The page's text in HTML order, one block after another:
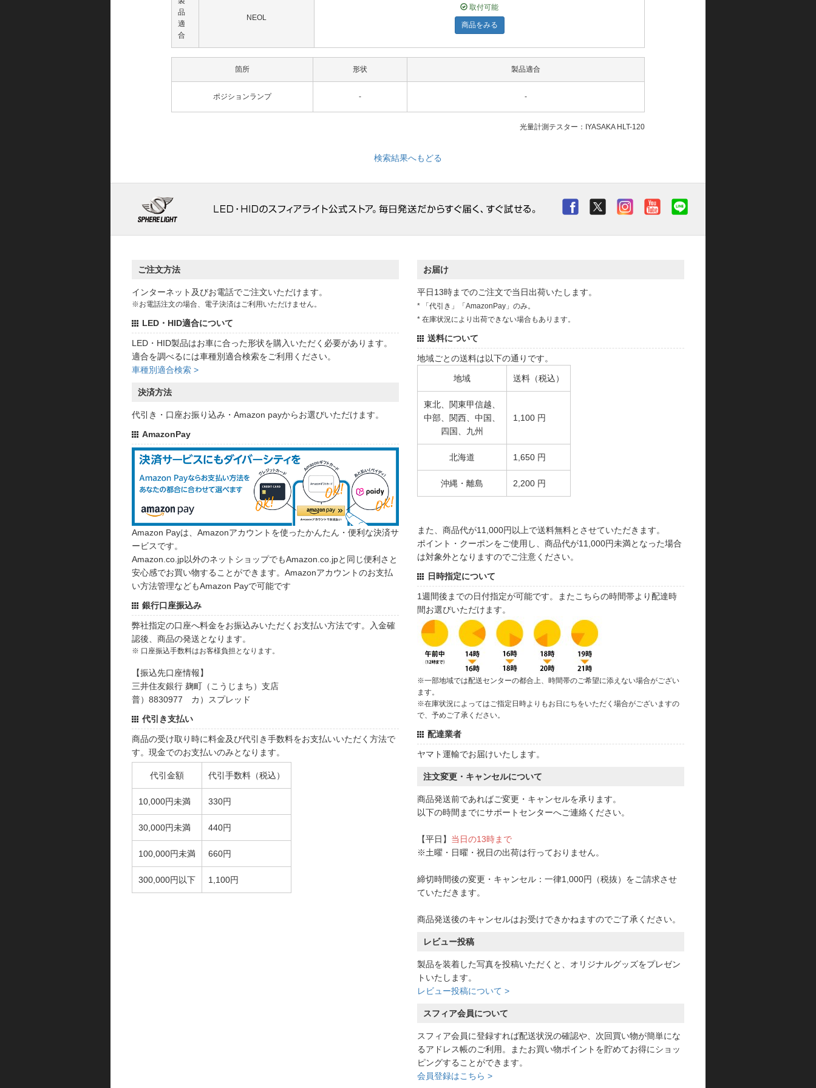
品
適
合
NEOL
取付可能
商品をみる
箇所 形状 製品適合
ポジションランプ - -
光量計測テスター：IYASAKA HLT-120
検索結果へもどる
ご注文方法
インターネット及びお電話でご注文いただけます。
※お電話注文の場合、電子決済はご利用いただけません。
LED・HID適合について
LED・HID製品はお車に合った形状を購入いただく必要があります。
適合を調べるには車種別適合検索をご利用ください。
車種別適合検索 >
決済方法
代引き・口座お振り込み・Amazon payからお選びいただけます。
AmazonPay
Amazon Payは、Amazonアカウントを使ったかんたん・便利な決済サ
ービスです。
Amazon.co.jp以外のネットショップでもAmazon.co.jpと同じ便利さと
安心感でお買い物することができます。Amazonアカウントのお支払
い方法管理などもAmazon Payで可能です
銀行口座振込み
弊社指定の口座へ料金をお振込みいただくお支払い方法です。入金確
認後、商品の発送となります。
※ 口座振込手数料はお客様負担となります。
【振込先口座情報】
三井住友銀行 麹町（こうじまち）支店
普）8830977 カ）スプレッド
代引き支払い
商品の受け取り時に料金及び代引き手数料をお支払いいただく方法で
す。現金でのお支払いのみとなります。
代引金額 代引手数料（税込）
10,000円未満 330円
30,000円未満 440円
100,000円未満 660円
300,000円以下 1,100円
お届け
平日13時までのご注文で当日出荷いたします。
* 「代引き」「AmazonPay」のみ。
* 在庫状況により出荷できない場合もあります。
送料について
地域ごとの送料は以下の通りです。
地域 送料（税込）
東北、関東甲信越、
中部、関西、中国、
四国、九州
1,100 円
北海道 1,650 円
沖縄・離島 2,200 円
また、商品代が11,000円以上で送料無料とさせていただきます。
ポイント・クーポンをご使用し、商品代が11,000円未満となった場合
は対象外となりますのでご注意ください。
日時指定について
1週間後までの日付指定が可能です。またこちらの時間帯より配達時
間お選びいただけます。
※一部地域では配送センターの都合上、時間帯のご希望に添えない場合がござい
ます。
※在庫状況によってはご指定日時よりもお日にちをいただく場合がございますの
で、予めご了承ください。
配達業者
ヤマト運輸でお届けいたします。
注文変更・キャンセルについて
商品発送前であればご変更・キャンセルを承ります。
以下の時間までにサポートセンターへご連絡ください。
【平日】 当日の13時まで
※土曜・日曜・祝日の出荷は行っておりません。
締切時間後の変更・キャンセル：一律1,000円（税抜）をご請求させ
ていただきます。
商品発送後のキャンセルはお受けできかねますのでご了承ください。
レビュー投稿
製品を装着した写真を投稿いただくと、オリジナルグッズをプレゼン
トいたします。
レビュー投稿について >
スフィア会員について
スフィア会員に登録すれば配送状況の確認や、次回買い物が簡単にな
るアドレス帳のご利用。またお買い物ポイントを貯めてお得にショッ
ピングすることができます。
会員登録はこちら >